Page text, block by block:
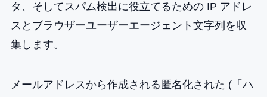
タ、そしてスパム検出に役立てるための IP アドレ
スとブラウザーユーザーエージェント文字列を収
集します。
メールアドレスから作成される匿名化された (「ハ